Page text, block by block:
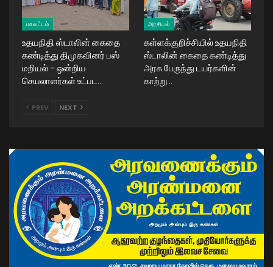
மாவட்டம்
உதயநிதி ஸ்டாலின் கைதை
கண்டித்து திமுகவினர் பஸ்
மறியல் – ஒன்றிய
செயலாளர்கள் உட்பட…
அரசியல்
கள்ளக்குறிச்சியில் உதயநிதி
ஸ்டாலின் கைதை கண்டித்து
அரசு பேருந்து டயர்களின்
காற்று…
PREV NEXT